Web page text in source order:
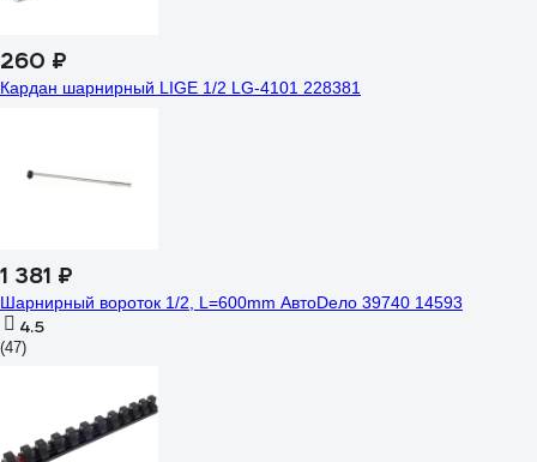
260 ₽
Кардан шарнирный LIGE 1/2 LG-4101 228381
1 381 ₽
Шарнирный вороток 1/2, L=600mm АвтоDело 39740 14593
4.5
(47)